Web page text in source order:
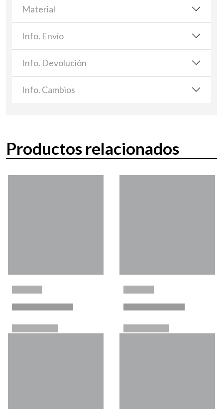
Material
Info. Envío
Info. Devolución
Info. Cambios
Productos relacionados